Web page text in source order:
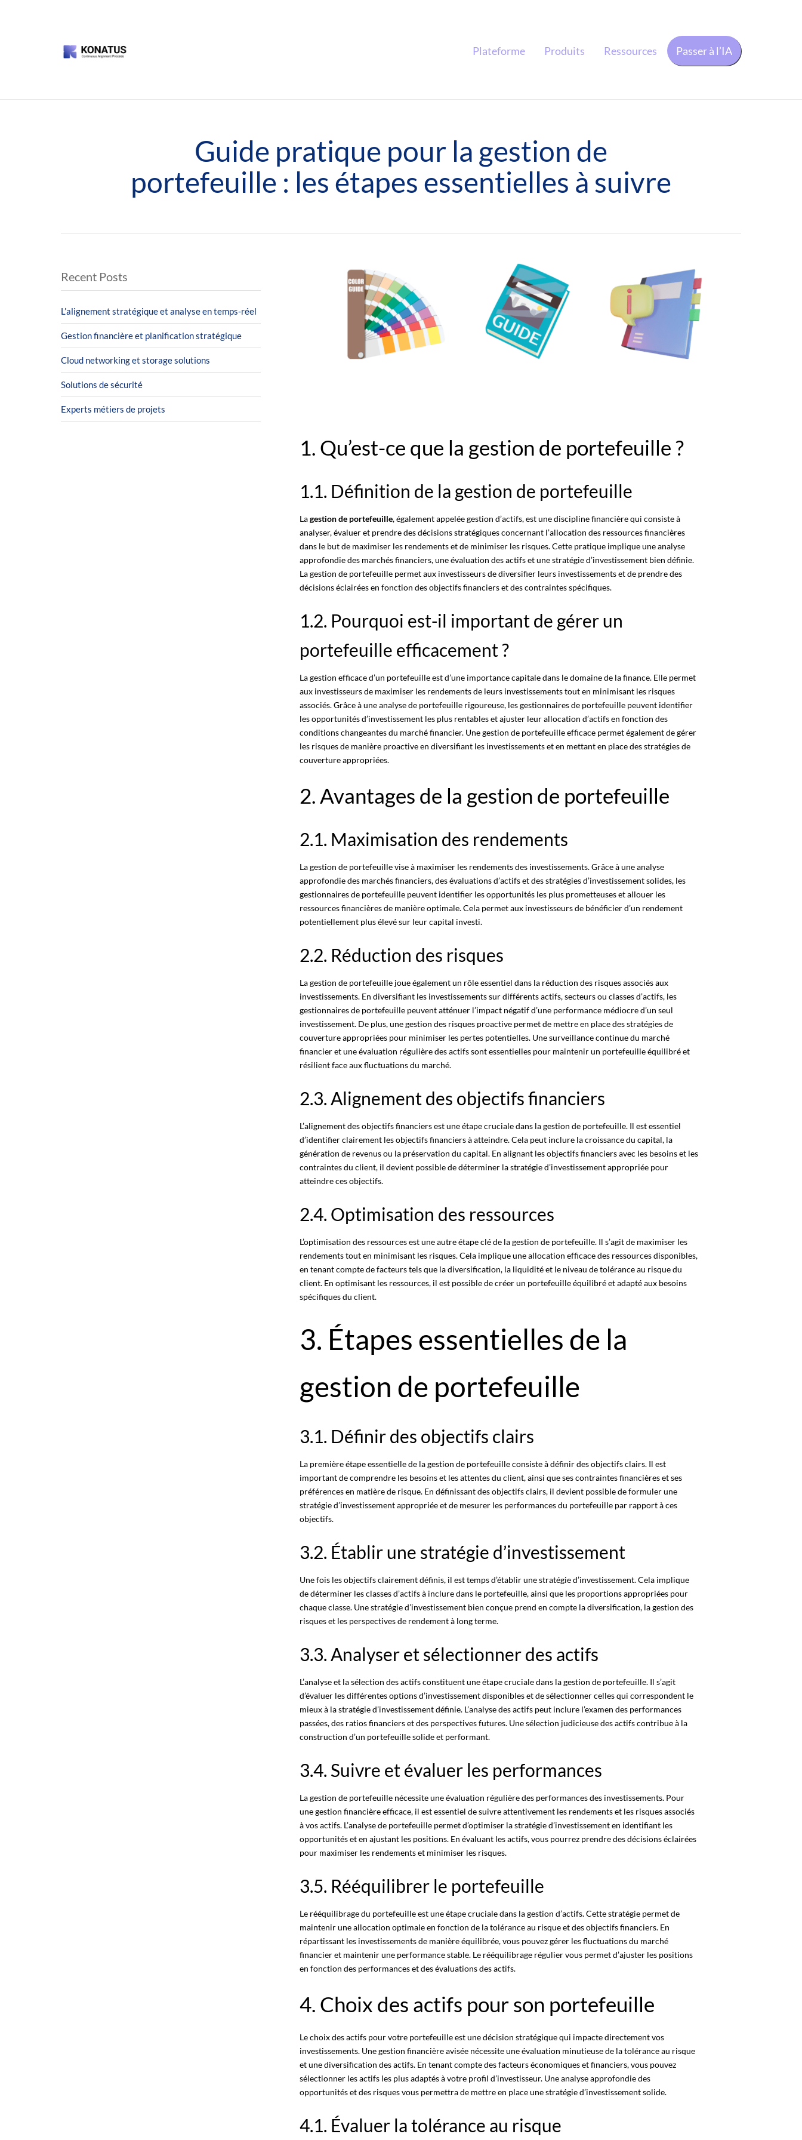
Plateforme Produits Ressources Passer à l’IA
Guide pratique pour la gestion de
portefeuille : les étapes essentielles à suivre
1. Qu’est-ce que la gestion de portefeuille ?
1.1. Définition de la gestion de portefeuille
Lagestion de portefeuille, également appelée gestion d’actifs, est une discipline financière qui consiste à
analyser, évaluer et prendre des décisions stratégiques concernant l’allocation des ressourcesfinancières
dans le but de maximiser les rendements et de minimiser les risques. Cette pratique implique une analyse
approfondie des marchés financiers, une évaluation des actifs et une stratégie d’investissement bien définie.
La gestion de portefeuille permet aux investisseurs de diversifier leurs investissements et de prendre des
décisions éclairées en fonction des objectifs financiers et descontraintes spécifiques.
1.2. Pourquoi est-il important de gérer un
portefeuille efficacement ?
La gestion efficace d’un portefeuille est d’une importance capitale dans le domaine de la finance. Elle permet
aux investisseurs de maximiser les rendements de leurs investissements tout en minimisant les risques
associés. Grâce à une analyse de portefeuille rigoureuse, lesgestionnaires de portefeuille peuvent identifier
les opportunités d’investissement les plus rentables et ajuster leur allocation d’actifs en fonction des
conditions changeantes du marché financier. Une gestion de portefeuille efficace permet également de gérer
les risques de manière proactive en diversifiant les investissements et en mettant en place des stratégies de
couverture appropriées.
2. Avantages de la gestion de portefeuille
2.1. Maximisation des rendements
Lagestion de portefeuillevise à maximiser les rendements des investissements. Grâce à une analyse
approfondie des marchés financiers, des évaluations d’actifs et des stratégies d’investissement solides, les
gestionnaires de portefeuille peuvent identifier les opportunités les plus prometteuses et allouer les
ressources financières de manière optimale. Cela permet aux investisseursde bénéficier d’un rendement
potentiellement plus élevé sur leur capital investi.
2.2. Réduction des risques
La gestion de portefeuille joue également un rôle essentiel dans la réduction des risques associés aux
investissements. En diversifiant les investissements sur différents actifs, secteurs ou classes d’actifs, les
gestionnaires de portefeuille peuvent atténuer l’impact négatif d’une performance médiocre d’un seul
investissement. De plus, une gestion des risques proactive permet de mettre en place des stratégies de
couverture appropriées pour minimiser les pertes potentielles. Une surveillance continue du marché
financier et une évaluation régulière des actifs sont essentielles pour maintenir un portefeuille équilibré et
résilient face aux fluctuations du marché.
2.3. Alignement des objectifs financiers
L’alignement des objectifsfinanciers est une étape cruciale dans la gestion de portefeuille. Il est essentiel
d’identifier clairement les objectifs financiers à atteindre. Cela peut inclure la croissance du capital, la
génération de revenus ou la préservation du capital. En alignant les objectifs financiers avec les besoins et les
contraintes du client, il devient possible de déterminer la stratégie d’investissement appropriée pour
atteindre ces objectifs.
2.4. Optimisation des ressources
L’optimisation des ressources est une autre étape clé de la gestion de portefeuille. Il s’agit de maximiser les
rendements tout en minimisant les risques. Cela implique uneallocation efficace des ressources disponibles,
en tenant compte de facteurs tels que la diversification, la liquidité et le niveau de tolérance au risque du
client. En optimisant les ressources, il est possible de créer un portefeuille équilibréet adapté aux besoins
spécifiques du client.
3. Étapes essentielles de la
gestion de portefeuille
3.1. Définir des objectifs clairs
La première étape essentielle de la gestion de portefeuille consiste à définir des objectifs clairs. Il est
important de comprendre les besoins et les attentes du client, ainsi que ses contraintes financières et ses
préférences en matière de risque. En définissant des objectifs clairs, il devient possible de formuler une
stratégie d’investissement appropriée et de mesurer les performances du portefeuille par rapport à ces
objectifs.
3.2. Établir une stratégie d’investissement
Une fois les objectifs clairement définis, il est temps d’établir une stratégie d’investissement. Cela implique
de déterminer les classes d’actifs à inclure dans le portefeuille, ainsi que les proportions appropriées pour
chaque classe. Unestratégie d’investissement bien conçue prend en compte la diversification, la gestion des
risques et les perspectives de rendement à long terme.
3.3. Analyser et sélectionner des actifs
L’analyse et la sélection des actifs constituent une étape cruciale dans lagestion de portefeuille. Il s’agit
d’évaluer les différentes options d’investissement disponibles et de sélectionner celles qui correspondent le
mieux à la stratégie d’investissement définie. L’analyse des actifs peut inclure l’examen des performances
passées, des ratios financiers et des perspectives futures. Une sélection judicieuse des actifs contribue à la
construction d’un portefeuille solideet performant.
3.4. Suivre et évaluer les performances
La gestion de portefeuille nécessite une évaluation régulière des performancesdes investissements. Pour
une gestion financière efficace, il est essentiel de suivre attentivement les rendements et les risques associés
à vos actifs. L’analyse de portefeuille permet d’optimiser la stratégie d’investissement en identifiant les
opportunités et en ajustant les positions. En évaluant les actifs, vous pourrez prendre des décisions éclairées
pour maximiser les rendements et minimiser les risques.
3.5. Rééquilibrer le portefeuille
Le rééquilibrage du portefeuille est une étape cruciale dans la gestion d’actifs. Cette stratégie permet de
maintenir une allocation optimale en fonction de la tolérance au risque et des objectifs financiers. En
répartissant les investissements de manière équilibrée, vous pouvez gérer les fluctuations du marché
financier et maintenir une performance stable. Le rééquilibrage régulier vous permet d’ajuster les positions
en fonction des performances et des évaluations des actifs.
4. Choix des actifs pour son portefeuille
Lechoix des actifs pour votre portefeuille est une décision stratégique qui impacte directement vos
investissements. Une gestion financière avisée nécessite une évaluation minutieuse de la tolérance au risque
et une diversification des actifs. En tenant compte des facteurs économiques et financiers, vous pouvez
sélectionner les actifs les plus adaptés à votre profil d’investisseur. Une analyse approfondie des
opportunités et des risques vous permettra de mettre en place une stratégie d’investissement solide.
4.1. Évaluer la tolérance au risque
Recent Posts
L’alignement stratégique et analyse en temps-réel
Gestion financière et planification stratégique
Cloud networking et storage solutions
Solutions de sécurité
Experts métiers de projets